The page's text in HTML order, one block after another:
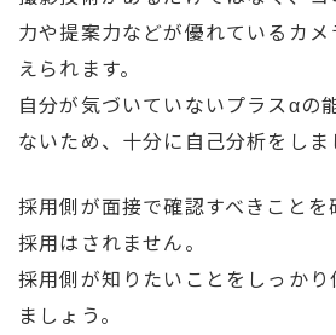
力や提案力などが優れているカ
えられます。
自分が気づいていないプラスαの
ないため、十分に自己分析をしま
採用側が面接で確認すべきことを
採用はされません。
採用側が知りたいことをしっか
ましょう。